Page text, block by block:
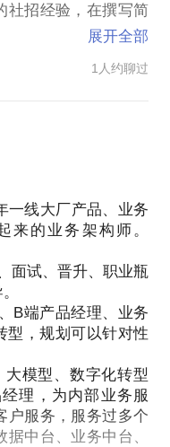
社招经验，在撰写简
，在学历、经验也许
展开全部
1人约聊过
一线大厂产品、业务
来的业务架构师。
面试、晋升、职业瓶
B端产品经理、业务
型，规划可以针对性
模型、数字化转型
理，为内部业务服
户服务，服务过多个
中台、业务中台、